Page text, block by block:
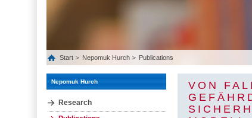
Start Nepomuk Hurch Publications
Nepomuk Hurch
Research
VON